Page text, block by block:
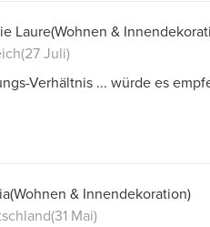
Laure(Wohnen &
(27 Juli)
Verhältnis ... würde es
(Wohnen & Innendekoration)
(31 Mai)